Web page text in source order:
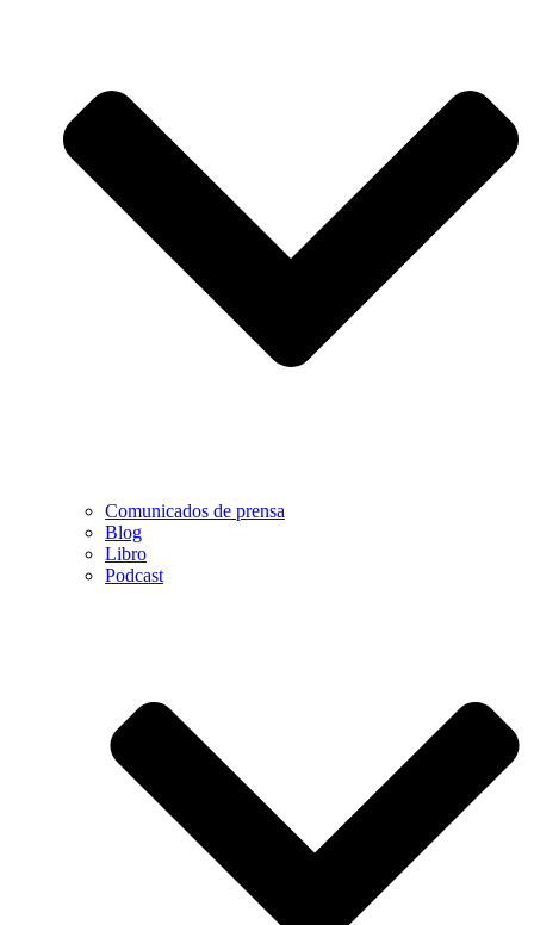
Comunicados de prensa
Blog
Libro
Podcast